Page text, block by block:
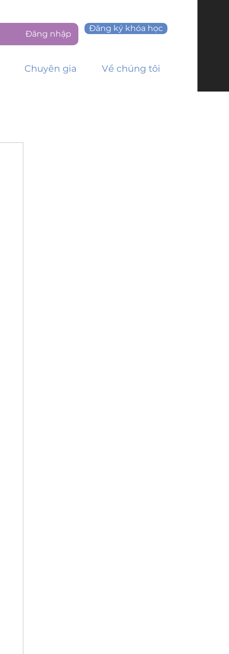
Đăng nhập
Đăng ký khóa học
Chuyên gia Về chúng tôi